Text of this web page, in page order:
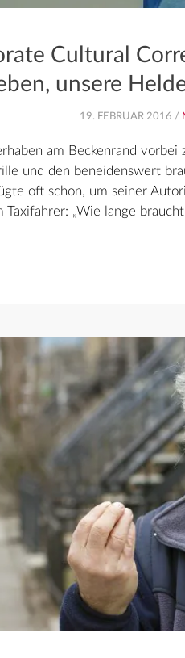
Cultural
unsere
19. FEBRUAR 2016 /
am Beckenrand
und den beneidenswert
oft schon, um seiner
Taxifahrer: „Wie lange